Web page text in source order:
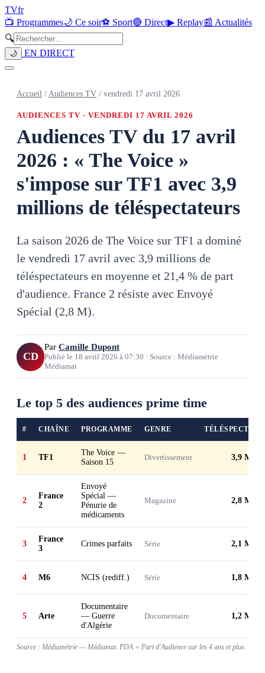
TVfr
📺 Programmes🌙 Ce soir⚽ Sport🔴 Direct▶ Replay📰 Actualités
🔍
🌙 EN DIRECT
Accueil / Audiences TV / vendredi 17 avril 2026
AUDIENCES TV · VENDREDI 17 AVRIL 2026
Audiences TV du 17 avril
2026 : « The Voice »
s'impose sur TF1 avec 3,9
millions de téléspectateurs
La saison 2026 de The Voice sur TF1 a dominé
le vendredi 17 avril avec 3,9 millions de
téléspectateurs en moyenne et 21,4 % de part
d'audience. France 2 résiste avec Envoyé
Spécial (2,8 M).
CD
ParCamille Dupont
Publié le 18 avril 2026 à07:30 · Source : Médiamétrie
Médiamat
Le top 5 des audiences prime time
# CHAÎNE PROGRAMME GENRE
1 TF1
The Voice —
Saison 15
Divertissement 3,9 M
2
France
2
Envoyé
Spécial —
Pénurie de
médicaments
Magazine 2,8 M
3
France
3
Crimes parfaits Série 2,1 M
4 M6 NCIS (rediff.) Série 1,8 M
5 Arte
Documentaire
— Guerre
d'Algérie
Documentaire 1,2 M
Source : Médiamétrie — Médiamat. PDA = Part d'Audience sur les 4 ans et plus.